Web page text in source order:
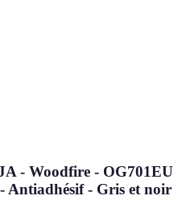
- Woodfire - OG701EU
- Gris et noir